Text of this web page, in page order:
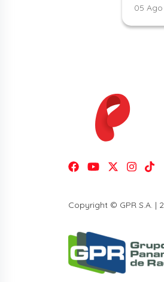
05
Copyright © GPR S.A. |